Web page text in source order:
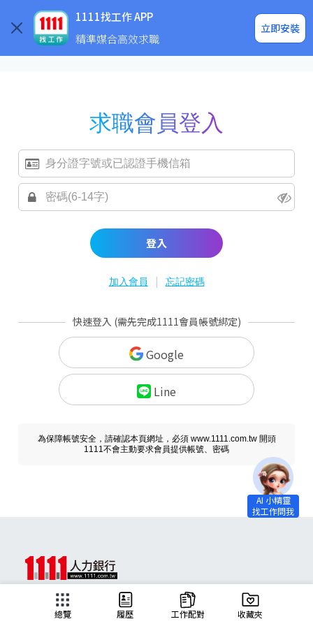
1111找工作 APP
精準媒合高效求職
立即安裝
企業求才
求職會員登入
登入
加入會員 | 忘記密碼
快速登入 (需先完成1111會員帳號綁定)
Google
Line
為保障帳號安全，請確認本頁網址，必須 www.1111.com.tw 開頭
1111不會主動要求會員提供帳號、密碼
總覽 履歷 工作配對 收藏夾